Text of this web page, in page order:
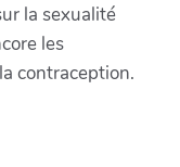
la sexualité
les
contraception.